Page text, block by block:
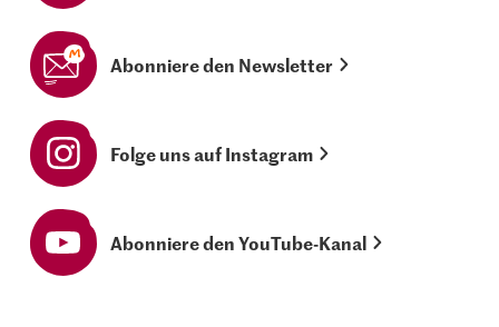
Abonniere den Newsletter
Folge uns auf Instagram
Abonniere den YouTube-Kanal